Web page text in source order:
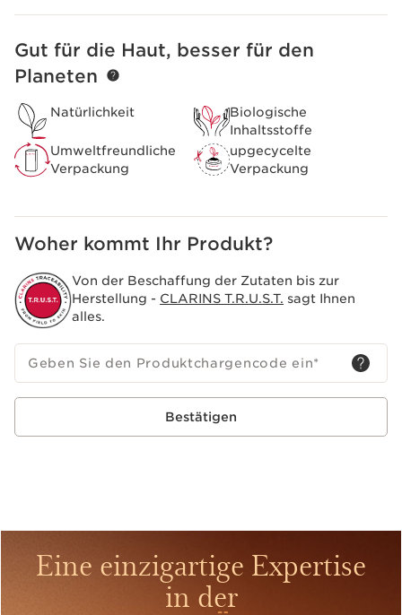
Dieses Produkt enthält keine Sonnenschutzmittel und
schützt nicht vor Sonnenbrand.
Clarins Plus
Verwandelt Ihre tägliche Clarins Pflege in Selbstbräuner
Pflege
WEITER ZUM INHALT
Gut für die Haut, besser für den
Planeten
Natürlichkeit
Biologische
Inhaltsstoffe
Umweltfreundliche
Verpackung
upgecycelte
Verpackung
Woher kommt Ihr Produkt?
Von der Beschaffung der Zutaten bis zur
Herstellung - CLARINS T.R.U.S.T. sagt Ihnen
alles.
Geben Sie den Produktchargencode ein*
Bestätigen
Eine einzigartige Expertise
in der